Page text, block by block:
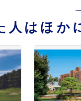
人はほか